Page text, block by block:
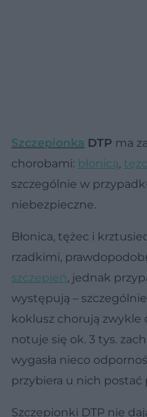
Szczepionka DTP ma
chorobami: błonicą,
szczególnie w
niebezpieczne.
Błonica, tężec i
rzadkimi,
szczepień, jednak
występują –
koklusz chorują zwykle
notuje się ok. 3 tys.
wygasła nieco
przybiera u nich postać
Szczepionki DTP nie